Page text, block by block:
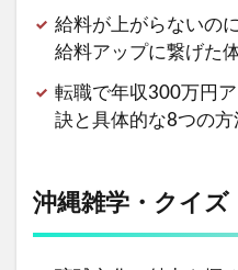
給料が上がらないの
給料アップに繋げた
転職で年収300万円
訣と具体的な8つの方
沖縄雑学・クイズ